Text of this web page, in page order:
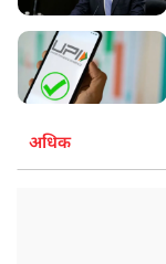
अधिक